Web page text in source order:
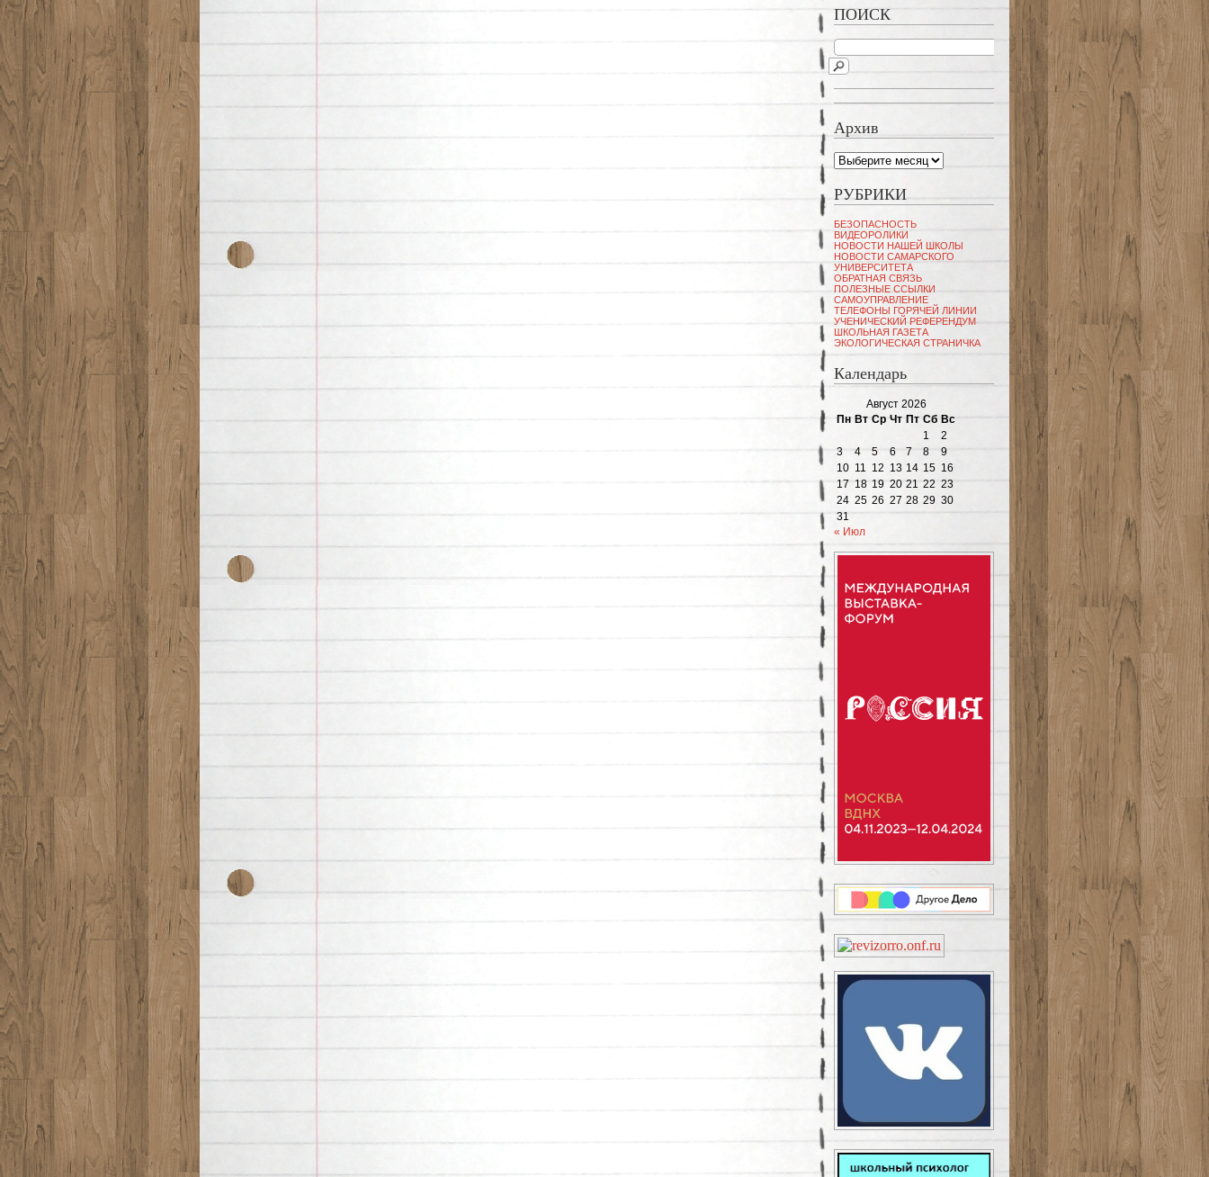
ПОИСК
Архив
Архив
РУБРИКИ
БЕЗОПАСНОСТЬ
ВИДЕОРОЛИКИ
НОВОСТИ НАШЕЙ ШКОЛЫ
НОВОСТИ САМАРСКОГО
УНИВЕРСИТЕТА
ОБРАТНАЯ СВЯЗЬ
ПОЛЕЗНЫЕ ССЫЛКИ
САМОУПРАВЛЕНИЕ
ТЕЛЕФОНЫ ГОРЯЧЕЙ ЛИНИИ
УЧЕНИЧЕСКИЙ РЕФЕРЕНДУМ
ШКОЛЬНАЯ ГАЗЕТА
ЭКОЛОГИЧЕСКАЯ СТРАНИЧКА
Календарь
Август 2026
Пн Вт Ср Чт Пт Сб Вс
1
2
3
4 5 6 7 8
9
10 11 12 13 14 15 16
17 18 19 20 21 22 23
24 25 26 27 28 29 30
31
« Июл